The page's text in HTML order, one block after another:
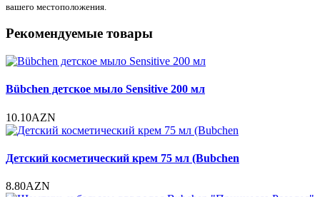
вашего местоположения.
Рекомендуемые товары
Bübchen детское мыло Sensitive 200 мл
10.10AZN
Детский косметический крем 75 мл (Bubchen
8.80AZN